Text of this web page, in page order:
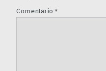
Comentario *